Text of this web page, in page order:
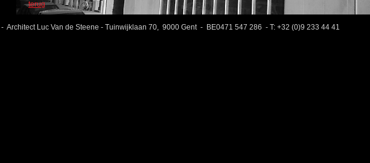
terug
Luc Van de Steene - Tuinwijklaan 70, 9000 Gent - BE0471 547 286 - T: +32 (0)9 233 44 41